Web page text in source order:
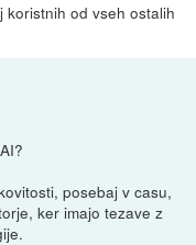
koristnih od vseh ostalih
posebaj v casu,
ker imajo tezave z